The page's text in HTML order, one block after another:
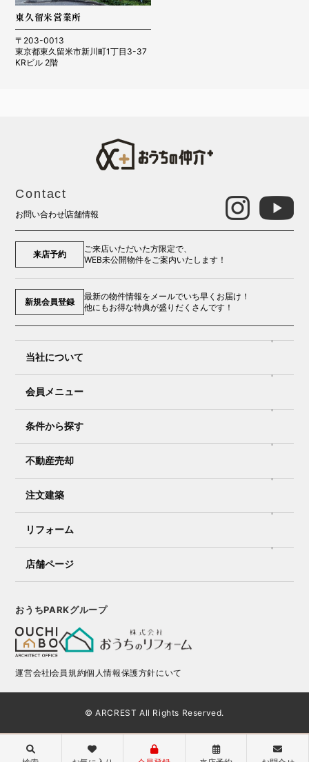
東久留米営業所
〒203-0013
東京都東久留米市新川町1丁目3-37
KRビル 2階
Contact
お問い合わせ 店舗情報
来店予約
ご来店いただいた方限定で、
WEB未公開物件をご案内いたします！
新規会員登録
最新の物件情報をメールでいち早くお届け！
他にもお得な特典が盛りだくさんです！
当社について
会員メニュー
条件から探す
不動産売却
注文建築
リフォーム
店舗ページ
おうちPARKグループ
運営会社会員規約個人情報保護方針にいて
© ARCREST All Rights Reserved.